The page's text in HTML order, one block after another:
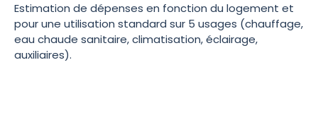
Estimation de dépenses en fonction du logement et
pour une utilisation standard sur 5 usages (chauffage,
eau chaude sanitaire, climatisation, éclairage,
auxiliaires).